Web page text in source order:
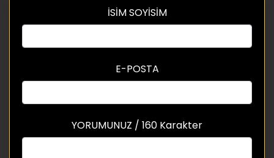
İSİM SOYİSİM
E-POSTA
YORUMUNUZ / 160 Karakter